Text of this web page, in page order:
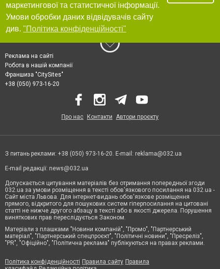
маркетингової та статистичної інформації.
Умови обробки даних відвідувачів сайту
див. "Політика конфіденційності"
Реклама на сайті
Робота в нашій компанії
Франшиза "CitySites"
+38 (050) 973-16-20
Про нас Контакти Автори проєкту
З питань реклами: +38 (050) 973-16-20. E-mail: reklama@032.ua
E-mail редакції: news@032.ua
Допускається цитування матеріалів без отримання попередньої згоди
032.ua за умови розміщення в тексті обов'язкового посилання на 032.ua -
Сайт міста Львова. Для інтернет-видань обов'язкове розміщення
прямого, відкритого для пошукових систем гіперпосилання на цитовані
статті не нижче другого абзацу в тексті або в якості джерела. Порушення
виняткових прав переслідується Законом.
Матеріали з плашками "Новини компаній", "Промо", "Партнерський
матеріал", "Партнерський спецпроєкт", "Політичні новини", "Пресреліз",
"PR", "Офіційно", "Політична реклама" публікуються на правах реклами.
Політика конфіденційності Правила сайту Правила